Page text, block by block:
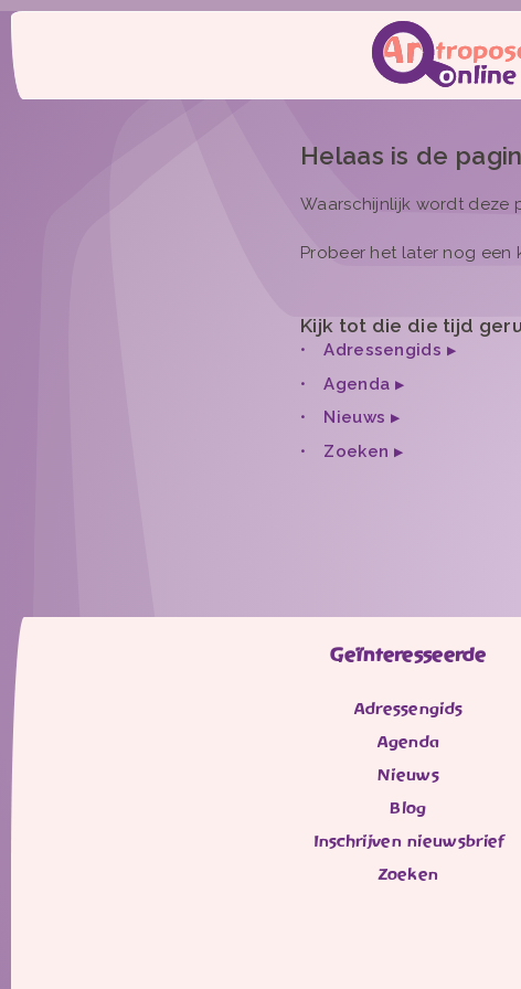
Helaas is de
Waarschijnlijk wordt deze
Probeer het later nog een
Kijk tot die die tijd
Adressengids
Agenda
Nieuws
Zoeken
Geïnteresseerde
Adressengids
Agenda
Nieuws
Blog
Inschrijven nieuwsbrief
Zoeken